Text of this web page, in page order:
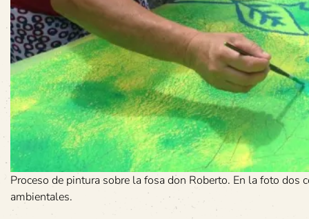
Proceso de pintura sobre la fosa don Roberto. En la foto
ambientales.